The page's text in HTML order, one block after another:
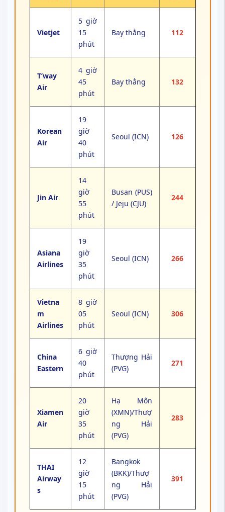
Vietjet
5 giờ
15
phút
Bay thẳng 112
T’way
Air
4 giờ
45
phút
Bay thẳng 132
Korean
Air
19
giờ
40
phút
Seoul (ICN) 126
Jin Air
14
giờ
55
phút
Busan (PUS)
/ Jeju (CJU)
244
Asiana
Airlines
19
giờ
35
phút
Seoul (ICN) 266
Vietna
m
Airlines
8 giờ
05
phút
Seoul (ICN) 306
China
Eastern
6 giờ
40
phút
Thượng Hải
(PVG)
271
Xiamen
Air
20
giờ
35
phút
Hạ Môn
(XMN)/Thượ
ng Hải
(PVG)
283
THAI
Airway
s
12
giờ
15
phút
Bangkok
(BKK)/Thượ
ng Hải
(PVG)
391